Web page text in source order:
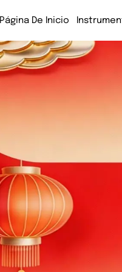
Página De Inicio